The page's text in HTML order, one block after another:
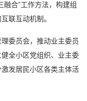
融合”工作方法，构建组
联互动机制。
委员会，推动业主委员
全小区党组织、业主委
发居民小区各类主体活